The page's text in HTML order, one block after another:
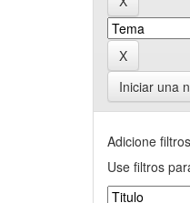
Iniciar una
Adicione
Use filtros